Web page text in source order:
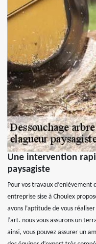
Une intervention
paysagiste
Pour vos travaux d’enlèvement
entreprise sise à Choulex
avons l’aptitude de vous
l’art. nous vous assurons un
ainsi, vous pouvez assurer un